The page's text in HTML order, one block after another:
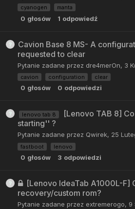
cyanogen manta
0 głosów 1 odpowiedź
Cavion Base 8 MS- A
requested to clear
Pytanie zadane przez dre4merOn, 3
cavion configuration clear
0 głosów 0 odpowiedzi
lenovo tab 8
[Lenovo TAB 8]
starting'' ?
Pytanie zadane przez Qwirek, 25
fastboot lenovo
0 głosów 3 odpowiedzi
[Lenovo IdeaTab A1000L-F]
recovery/custom rom?
Pytanie zadane przez extremerogo, 9